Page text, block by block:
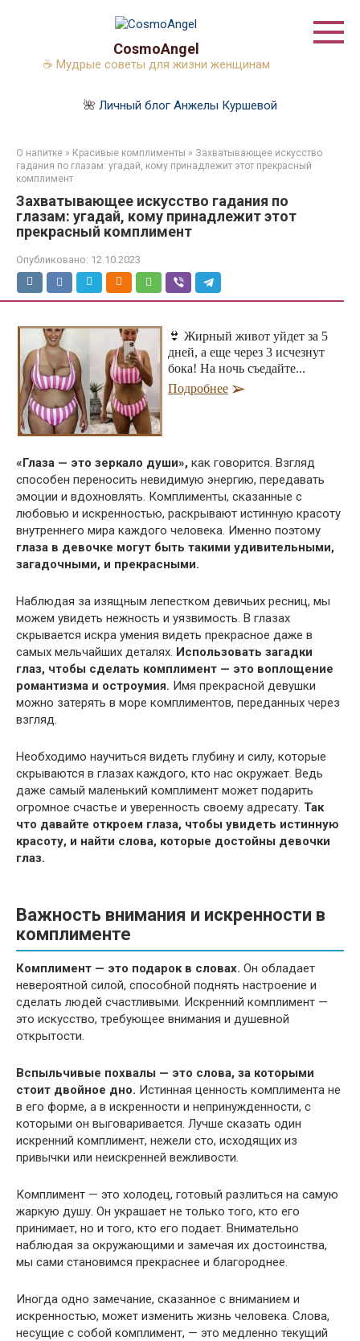
CosmoAngel
☕ Мудрые советы для жизни женщинам
🌺 Личный блог Анжелы Куршевой
О напитке » Красивые комплименты » Захватывающее искусство
гадания по глазам: угадай, кому принадлежит этот прекрасный
комплимент
Захватывающее искусство гадания по
глазам: угадай, кому принадлежит этот
прекрасный комплимент
Опубликовано: 12.10.2023
👙 Жирный живот уйдет за 5
дней, а еще через 3 исчезнут
бока! На ночь съедайте...
Подробнее
«Глаза — это зеркало души», как говорится. Взгляд
способен переносить невидимую энергию, передавать
эмоции и вдохновлять. Комплименты, сказанные с
любовью и искренностью, раскрывают истинную красоту
внутреннего мира каждого человека. Именно поэтому
глаза в девочке могут быть такими удивительными,
загадочными, и прекрасными.
Наблюдая за изящным лепестком девичьих ресниц, мы
можем увидеть нежность и уязвимость. В глазах
скрывается искра умения видеть прекрасное даже в
самых мельчайших деталях. Использовать загадки
глаз, чтобы сделать комплимент — это воплощение
романтизма и остроумия. Имя прекрасной девушки
можно затерять в море комплиментов, переданных через
взгляд.
Необходимо научиться видеть глубину и силу, которые
скрываются в глазах каждого, кто нас окружает. Ведь
даже самый маленький комплимент может подарить
огромное счастье и уверенность своему адресату. Так
что давайте откроем глаза, чтобы увидеть истинную
красоту, и найти слова, которые достойны девочки
глаз.
Важность внимания и искренности в
комплименте
Комплимент — это подарок в словах. Он обладает
невероятной силой, способной поднять настроение и
сделать людей счастливыми. Искренний комплимент —
это искусство, требующее внимания и душевной
открытости.
Вспыльчивые похвалы — это слова, за которыми
стоит двойное дно. Истинная ценность комплимента не
в его форме, а в искренности и непринужденности, с
которыми он выговаривается. Лучше сказать один
искренний комплимент, нежели сто, исходящих из
привычки или неискренней вежливости.
Комплимент — это холодец, готовый разлиться на самую
жаркую душу. Он украшает не только того, кто его
принимает, но и того, кто его подает. Внимательно
наблюдая за окружающими и замечая их достоинства,
мы сами становимся прекраснее и благороднее.
Иногда одно замечание, сказанное с вниманием и
искренностью, может изменить жизнь человека. Слова,
несущие с собой комплимент, — это медленно текущий